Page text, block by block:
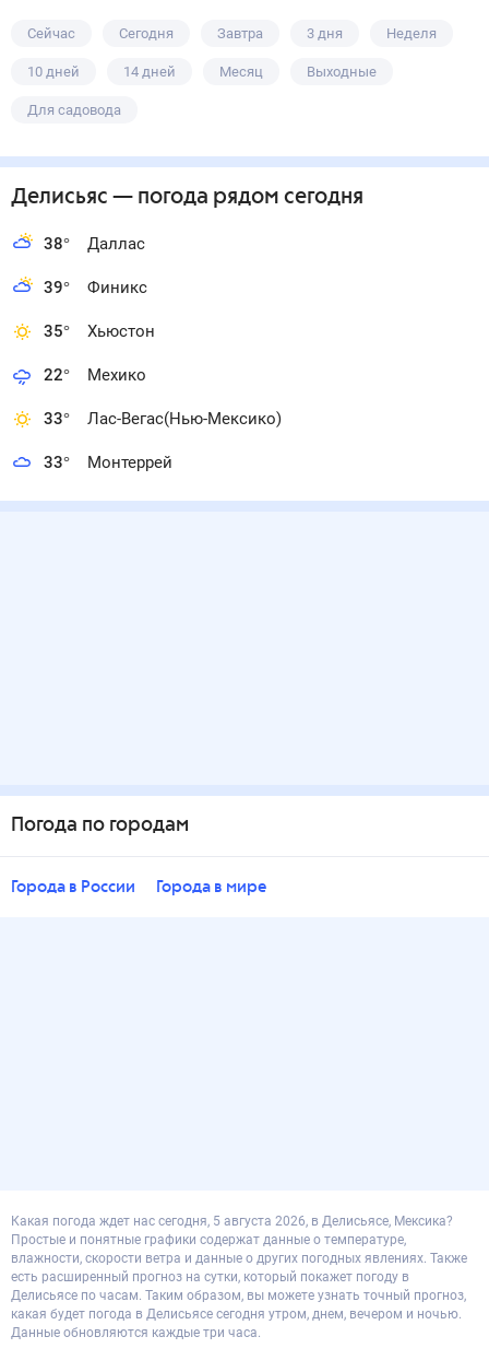
Сейчас Сегодня Завтра 3 дня Неделя
10 дней 14 дней Месяц Выходные
Для садовода
Делисьяс — погода рядом сегодня
38° Даллас
39° Финикс
35° Хьюстон
22° Мехико
33° Лас-Вегас(Нью-Мексико)
33° Монтеррей
Погода по городам
Города в России Города в мире
Какая погода ждет нас сегодня, 5 августа 2026, в Делисьясе, Мексика?
Простые и понятные графики содержат данные о температуре,
влажности, скорости ветра и данные о других погодных явлениях. Также
есть расширенный прогноз на сутки, который покажет погоду в
Делисьясе по часам. Таким образом, вы можете узнать точный прогноз,
какая будет погода в Делисьясе сегодня утром, днем, вечером и ночью.
Данные обновляются каждые три часа.